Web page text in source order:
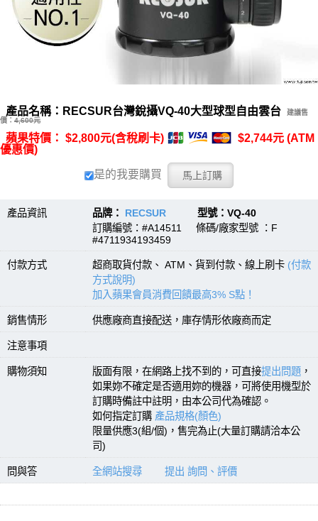
產品名稱：RECSUR台灣銳攝VQ-40大型球型自由雲台
建議售
價： 4,600元
蘋果特價： $2,800元(含稅刷卡)
$2,744元 (ATM
優惠價)
是的我要購買
產品資訊 品牌： RECSUR 型號：VQ-40
訂購編號：#A14511 條碼/廠家型號 ：F
#4711934193459
付款方式 超商取貨付款、 ATM、貨到付款、線上刷卡 (付款
方式說明)
加入蘋果會員消費回饋最高3% S點！
銷售情形 供應廠商直接配送，庫存情形依廠商而定
注意事項
購物須知 版面有限，在網路上找不到的，可直接提出問題 ，
如果妳不確定是否適用妳的機器，可將使用機型於
訂購時備註中註明，由本公司代為確認。
如何指定訂購 產品規格(顏色)
限量供應3(組/個)，售完為止(大量訂購請洽本公
司)
問與答 全網站搜尋 提出 詢問、評價